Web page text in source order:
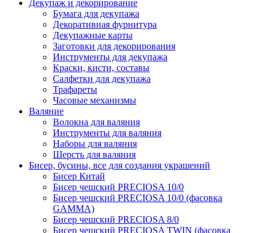
Декупаж и декорирование
Бумага для декупажа
Декоративная фурнитура
Декупажные карты
Заготовки для декорирования
Инструменты для декупажа
Краски, кисти, составы
Салфетки для декупажа
Трафареты
Часовые механизмы
Валяние
Волокна для валяния
Инструменты для валяния
Наборы для валяния
Шерсть для валяния
Бисер, бусины, все для создания украшений
Бисер Китай
Бисер чешский PRECIOSA 10/0
Бисер чешский PRECIOSA 10/0 (фасовка
GAMMA)
Бисер чешский PRECIOSA 8/0
Бисер чешский PRECIOSA TWIN (фасовка